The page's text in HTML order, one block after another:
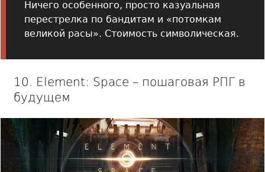
Ничего особенного, просто казуальная
перестрелка по бандитам и «потомкам
великой расы». Стоимость символическая.
10. Element: Space – пошаговая РПГ в
будущем